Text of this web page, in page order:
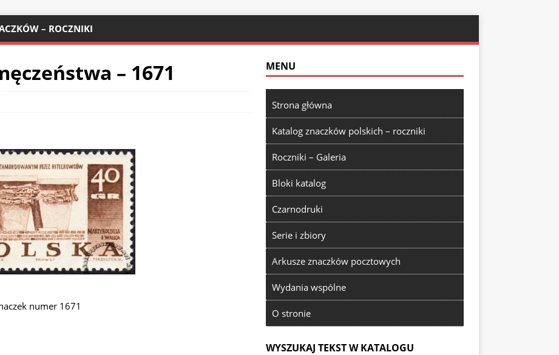
– ROCZNIKI
– 1671
numer 1671
MENU
Strona główna
Katalog znaczków polskich – roczniki
Roczniki – Galeria
Bloki katalog
Czarnodruki
Serie i zbiory
Arkusze znaczków pocztowych
Wydania wspólne
O stronie
WYSZUKAJ TEKST W KATALOGU